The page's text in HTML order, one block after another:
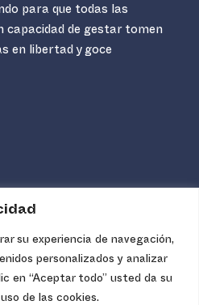
su experiencia de navegación,
personalizados y analizar
en “Aceptar todo” usted da su
de las cookies.
para que todas las
capacidad de gestar tomen
en libertad y goce
de insumos médicos. Nuestros
entre otros, en la difusión de